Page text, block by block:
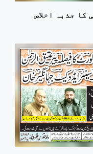
کا جذبہ اخلاص